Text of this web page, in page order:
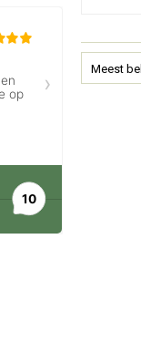
Meest